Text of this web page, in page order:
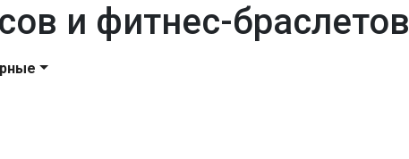
и фитнес-браслетов